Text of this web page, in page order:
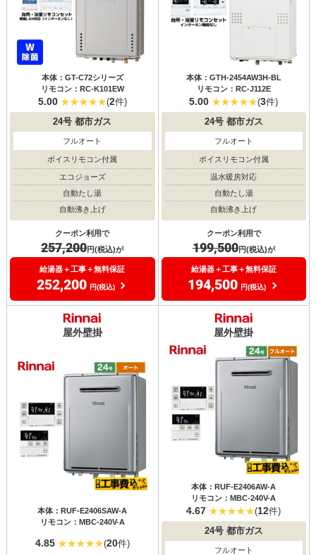
本体：GT-C72シリーズ
リモコン：RC-K101EW
5.00 (2件)
24号 都市ガス
フルオート
ボイスリモコン付属
エコジョーズ
自動たし湯
自動沸き上げ
クーポン利用で
257,200円(税込)が
給湯器＋工事＋無料保証
252,200 円(税込)
本体：GTH-2454AW3H-BL
リモコン：RC-J112E
5.00 (3件)
24号都市ガス
フルオート
ボイスリモコン付属
温水暖房対応
自動たし湯
自動沸き上げ
クーポン利用で
199,500円(税込)が
給湯器＋工事＋無料保証
194,500 円(税込)
屋外壁掛
本体：RUF-E2406SAW-A
リモコン：MBC-240V-A
4.85 (20件)
屋外壁掛
本体：RUF-E2406AW-A
リモコン：MBC-240V-A
4.67 (12件)
24号都市ガス
フルオート